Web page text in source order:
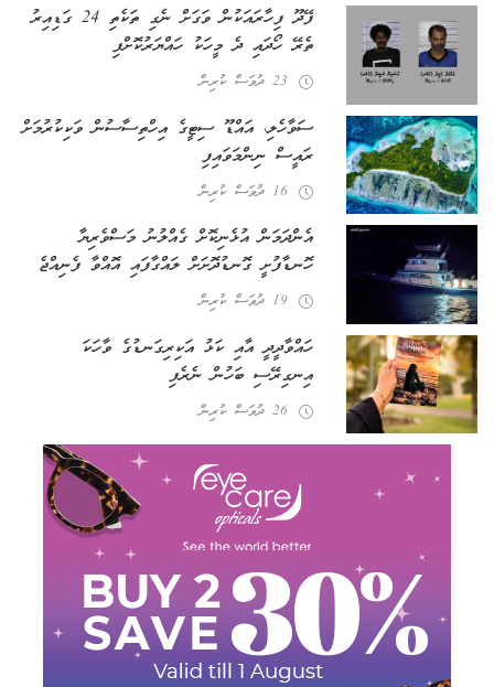
ފޭދޫ ފިހާރައަކުން ވަގަށް ނެގި ތަކެތި 24 ގަޑިއިރު
ތެރޭ ހޯދައި ދެ މީހަކު ހައްޔަރުކޮށްފި
23 ދުވަސް ކުރިން
ސަވާހެލި، އައްޑޫ ސިޓީގެ އިހްތިސާސުން ވަކިކުރުމަށް
ރައީސް ނިންމަވައިފި
16 ދުވަސް ކުރިން
އެންދަމަން އުޅެނިކޮށް ގެއްލުނު މަސްވެރިޔާ
ހޮނޑާފުށީ ގޮނޑުދޮށަށް ލައްގާފައި އޮއްވާ ފެނިއްޖެ
19 ދުވަސް ކުރިން
ހައްވާދީދީ އާއި ކަޅު އަކިރިގަނޑުގެ ވާހަކަ
އިނގިރޭސި ބަހުން ނެރެފި
26 ދުވަސް ކުރިން